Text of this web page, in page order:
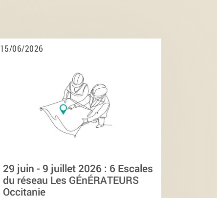
15/06/2026
29 juin - 9 juillet 2026 : 6 Escales
du réseau Les GÉnÉRATEURS
Occitanie